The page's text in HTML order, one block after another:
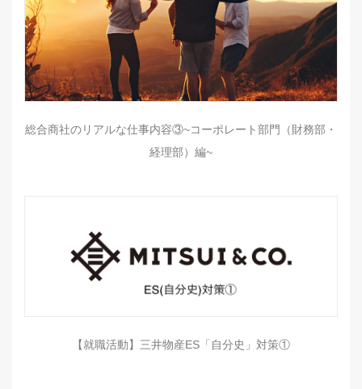
総合商社のリアルな仕事内容③~コーポレート部門（財務部・
経理部）編~
【就職活動】三井物産ES「自分史」対策①